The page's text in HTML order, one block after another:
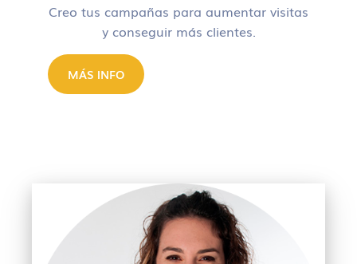
Creo tus campañas para aumentar visitas
y conseguir más clientes.
MÁS INFO